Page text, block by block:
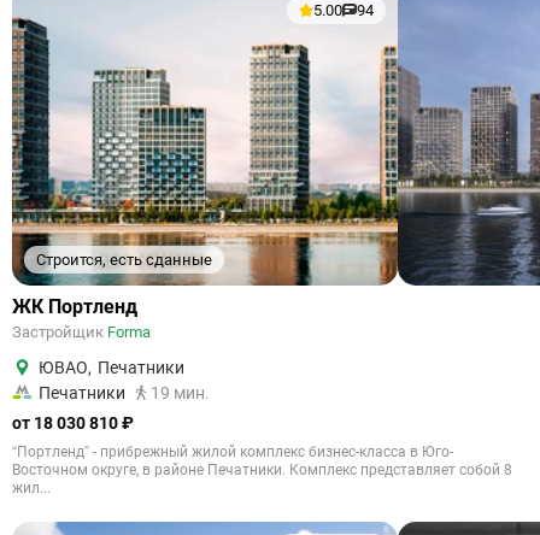
Строится, есть сданные
5.00 94
ЖК Портленд
Застройщик Forma
ЮВАО, Печатники
Печатники
19 мин.
от 18 030 810 ₽
“Портленд” - прибрежный жилой комплекс бизнес-класса в Юго-
Восточном округе, в районе Печатники. Комплекс представляет собой 8
жил...